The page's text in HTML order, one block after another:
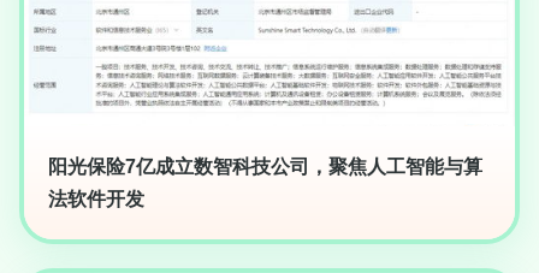
阳光保险7亿成立数智科技公司，聚焦人工智能与算
法软件开发